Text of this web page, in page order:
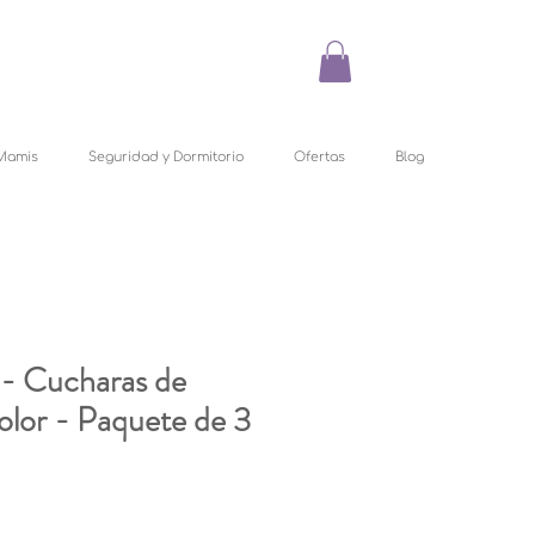
Seguridad y Dormitorio Ofertas Blog
Cucharas de
- Paquete de 3